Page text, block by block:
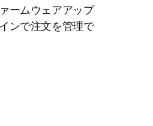
ームウェアアップ
ンで注文を管理で